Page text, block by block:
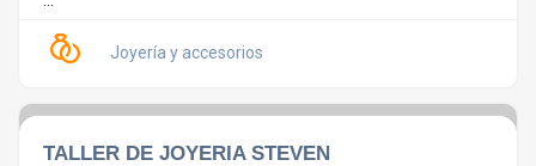
Joyería y accesorios
TALLER DE JOYERIA STEVEN